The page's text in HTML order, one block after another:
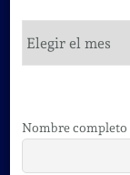
Nombre completo